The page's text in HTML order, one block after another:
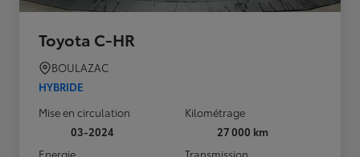
Toyota C-HR
BOULAZAC
HYBRIDE
Mise en circulation
03-2024
Kilométrage
27 000 km
Energie
Transmission